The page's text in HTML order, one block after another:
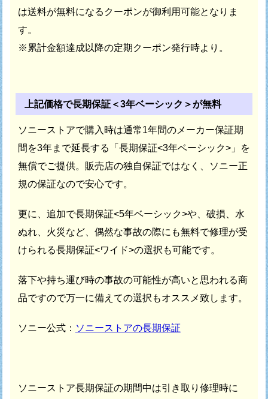
は送料が無料になるクーポンが御利用可能となりま
す。
※累計金額達成以降の定期クーポン発行時より。
上記価格で長期保証＜3年ベーシック＞が無料
ソニーストアで購入時は通常1年間のメーカー保証期
間を3年まで延長する「長期保証<3年ベーシック>」を
無償でご提供。 販売店の独自保証ではなく、ソニー正
規の保証なので安心です。
更に、追加で長期保証<5年ベーシック>や、破損、水
ぬれ、火災など、 偶然な事故の際にも無料で修理が受
けられる長期保証<ワイド>の選択も可能です。
落下や持ち運び時の事故の可能性が高いと思われる商
品ですので万一に備えての選択もオススメ致します。
ソニー公式： ソニーストアの長期保証
ソニーストア長期保証の期間中は引き取り修理時に